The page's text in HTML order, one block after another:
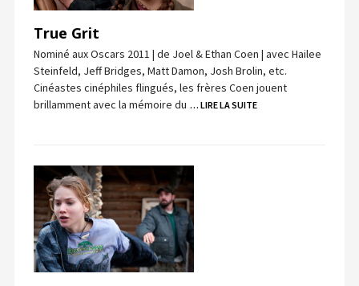
True Grit
Nominé aux Oscars 2011 | de Joel & Ethan Coen | avec Hailee
Steinfeld, Jeff Bridges, Matt Damon, Josh Brolin, etc.
Cinéastes cinéphiles flingués, les frères Coen jouent
brillamment avec la mémoire du … LIRE LA SUITE